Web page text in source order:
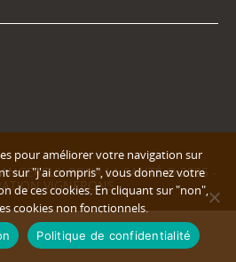
POUR LA SANTÉ © 2025 -
VIGNERONS
pour améliorer votre navigation sur
sur "j'ai compris", vous donnez votre
de ces cookies. En cliquant sur "non",
cookies non fonctionnels.
Politique de confidentialité